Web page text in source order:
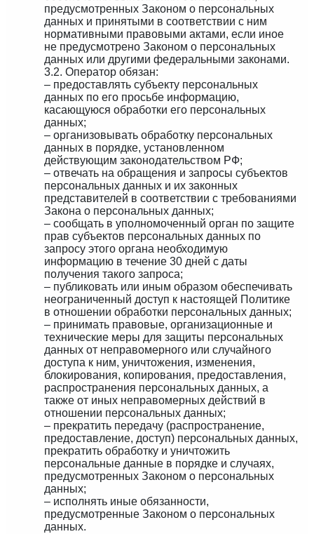
предусмотренных Законом о персональных
данных и принятыми в соответствии с ним
нормативными правовыми актами, если иное
не предусмотрено Законом о персональных
данных или другими федеральными законами.
3.2. Оператор обязан:
– предоставлять субъекту персональных
данных по его просьбе информацию,
касающуюся обработки его персональных
данных;
– организовывать обработку персональных
данных в порядке, установленном
действующим законодательством РФ;
– отвечать на обращения и запросы субъектов
персональных данных и их законных
представителей в соответствии с требованиями
Закона о персональных данных;
– сообщать в уполномоченный орган по защите
прав субъектов персональных данных по
запросу этого органа необходимую
информацию в течение 30 дней с даты
получения такого запроса;
– публиковать или иным образом обеспечивать
неограниченный доступ к настоящей Политике
в отношении обработки персональных данных;
– принимать правовые, организационные и
технические меры для защиты персональных
данных от неправомерного или случайного
доступа к ним, уничтожения, изменения,
блокирования, копирования, предоставления,
распространения персональных данных, а
также от иных неправомерных действий в
отношении персональных данных;
– прекратить передачу (распространение,
предоставление, доступ) персональных данных,
прекратить обработку и уничтожить
персональные данные в порядке и случаях,
предусмотренных Законом о персональных
данных;
– исполнять иные обязанности,
предусмотренные Законом о персональных
данных.